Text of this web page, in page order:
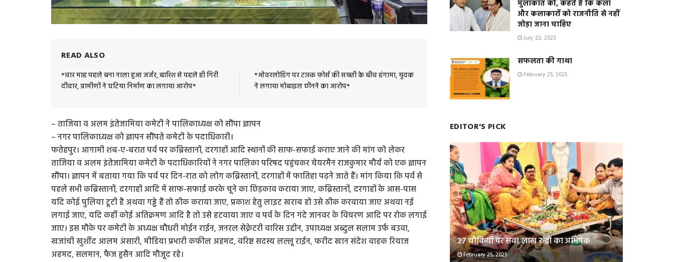
READ ALSO
*चार माह पहले बना नाला हुआ जर्जर, बारिश से पहले ही गिरी
दीवार, ग्रामीणों ने घटिया निर्माण का लगाया आरोप*
*ओवरलोडिंग पर टास्क फोर्स की सख्ती के बीच हंगामा, युवक
ने लगाया मोबाइल छीनने का आरोप*
– ताजिया व अलम इंतेजामिया कमेटी ने पालिकाध्यक्ष को सौंपा ज्ञापन
– नगर पालिकाध्यक्ष को ज्ञापन सौंपते कमेटी के पदाधिकारी।
फतेहपुर। आगामी शब-ए-बरात पर्व पर कब्रिस्तानों, दरगाहों आदि स्थानों की साफ-सफाई कराए जाने की मांग को लेकर
ताजिया व अलम इंतेजामिया कमेटी के पदाधिकारियों ने नगर पालिका परिषद पहुंचकर चेयरमैन राजकुमार मौर्य को एक ज्ञापन
सौंपा। ज्ञापन में बताया गया कि पर्व पर दिन-रात को लोग कब्रिस्तानों, दरगाहों में फातिहा पढ़ने जाते हैं। मांग किया कि पर्व से
पहले सभी कब्रिस्तानों, दरगाहों आदि में साफ-सफाई करके चूने का छिड़काव कराया जाए, कब्रिस्तानों, दरगाहों के आस-पास
यदि कोई पुलिया टूटी है अथवा गड्ढे हैं तो ठीक कराया जाए, प्रकाश हेतु लाइट खराब हो उसे ठीक करवाया जाए अथवा नई
लगाई जाए, यदि कहीं कोई अतिक्रमण आदि है तो उसे हटवाया जाए व पर्व के दिन गंदे जानवर के विचरण आदि पर रोक लगाई
जाए। इस मौके पर कमेटी के अध्यक्ष चौधरी मोईन राईन, जनरल सेक्रेटरी वारिस उद्दीन, उपाध्यक्ष अब्दुल सलाम उर्फ बउवा,
खजांची खुर्शीद आलम अंसारी, मीडिया प्रभारी कफील अहमद, वरिष्ठ सदस्य लल्लू राईन, फरीद खान संदेश वाहक रियाज
अहमद, सलमान, फैज हुसैन आदि मौजूद रहे।
मुलाकात की, कहते हैं कि कला
और कलाकारों को राजनीति से नहीं
जोड़ा जाना चाहिए
July 22, 2023
सफलता की गाथा
February 25, 2025
EDITOR'S PICK
२७ चौकियों पर सवा लाख रुद्रों का अभिषेक
February 25, 2025